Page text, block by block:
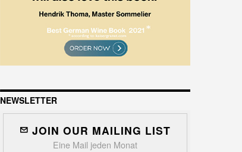
NEWSLETTER
JOIN OUR MAILING LIST
Eine Mail jeden Monat